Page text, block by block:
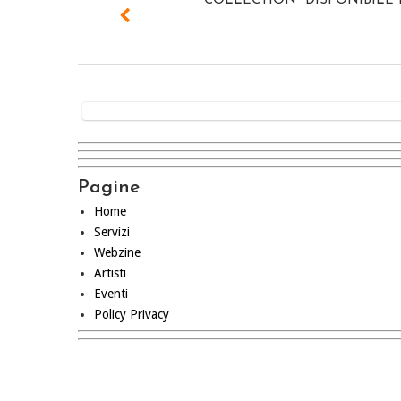
Pagine
Home
Servizi
Webzine
Artisti
Eventi
Policy Privacy